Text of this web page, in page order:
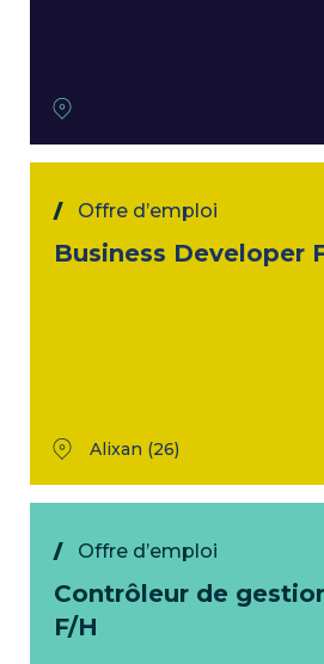
Offre d’emploi
Business Developer
Alixan (26)
Offre d’emploi
Contrôleur de
F/H